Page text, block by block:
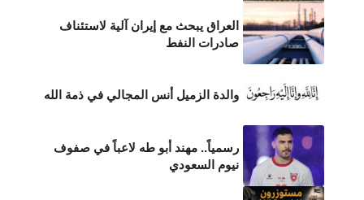
العراق يبحث مع إيران آلية لاستئناف
صادرات النفط
والدة الزميل أنس المجالي في ذمة الله
رسمياً.. مهند أبو طه لاعباً في صفوف
نيوم السعودي